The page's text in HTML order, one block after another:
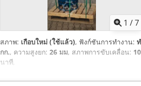
1 /7
สภาพ: เกือบใหม่ (ใช้แล้ว), ฟังก์ชันการทำงาน:
กก., ความสูงยก: 26 มม, สภาพการขับเคลื่อน:
นาที,